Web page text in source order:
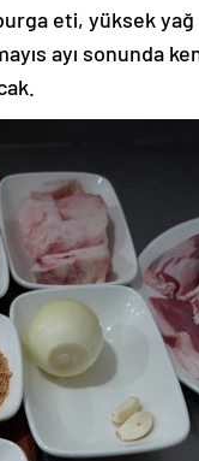
eti, yüksek yağ
ayı sonunda